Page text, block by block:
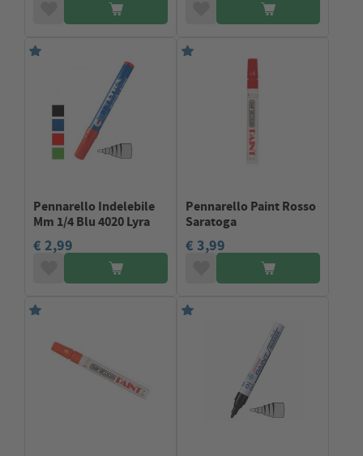
Pennarello Indelebile
Mm 1/4 Blu 4020 Lyra
€ 2,99
Pennarello Paint Rosso
Saratoga
€ 3,99